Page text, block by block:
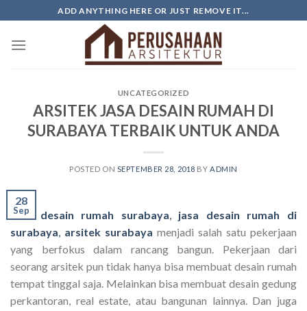
to
content
ADD ANYTHING HERE OR JUST REMOVE IT...
UNCATEGORIZED
ARSITEK JASA DESAIN RUMAH DI
SURABAYA TERBAIK UNTUK ANDA
POSTED ON SEPTEMBER 28, 2018 BY ADMIN
28
Sep
Jasa desain rumah surabaya
jasa desain rumah di
surabaya arsitek surabaya menjadi salah satu pekerjaan
yang berfokus dalam rancang bangun. Pekerjaan dari
seorang arsitek pun tidak hanya bisa membuat desain rumah
tempat tinggal saja. Melainkan bisa membuat desain gedung
perkantoran, real estate, atau bangunan lainnya. Dan juga